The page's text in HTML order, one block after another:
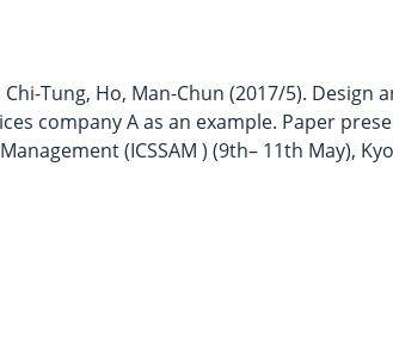
Chi-Tung, Ho, Man-Chun (2017/5).
company A as an example. Paper
(ICSSAM ) (9th– 11th May),